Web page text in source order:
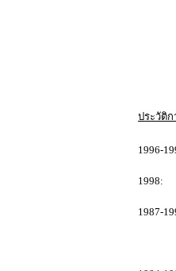
ประวัติ
1996-
1998:
1987-